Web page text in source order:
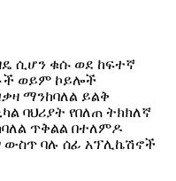
ሲሆን ቁሱ ወደ ከፍተኛ
ወይም ኮይሎች
ማንከባለል ይልቅ
ባህሪያት የበለጠ ትክክለኛ
ጥቅልል ​​በተለምዶ
ውስጥ ባሉ ሰፊ አፕሊኬሽኖች